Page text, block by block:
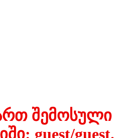
შემოსული
guest/guest.